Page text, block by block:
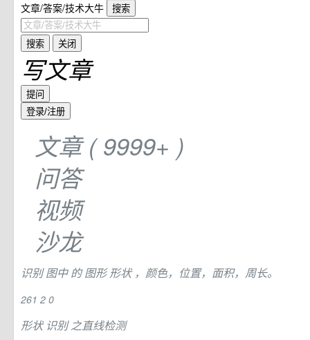
文章/答案/技术大牛 搜索
搜索 关闭
写文章
提问
登录/注册
文章(9999+ )
问答
视频
沙龙
识别图中的图形形状 ，颜色，位置，面积，周长。
261 2 0
形状识别之直线检测